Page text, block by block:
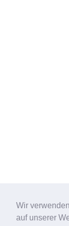
Wir
auf unserer